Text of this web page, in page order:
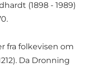
(1898 - 1989)
fra folkevisen om
Da Dronning